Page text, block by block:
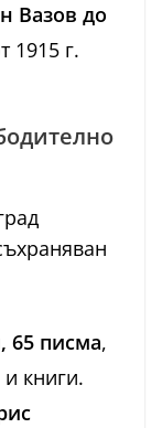
Вазов до
1915 г.
65 писма,
книги.